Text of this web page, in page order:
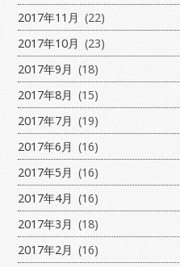
2017年11月 (22)
2017年10月 (23)
2017年9月 (18)
2017年8月 (15)
2017年7月 (19)
2017年6月 (16)
2017年5月 (16)
2017年4月 (16)
2017年3月 (18)
2017年2月 (16)